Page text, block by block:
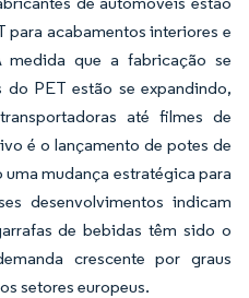
para acabamentos interiores e
que a fabricação se
PET estão se expandindo,
até filmes de
é o lançamento de potes de
mudança estratégica para
desenvolvimentos indicam
de bebidas têm sido o
crescente por graus
setores europeus.